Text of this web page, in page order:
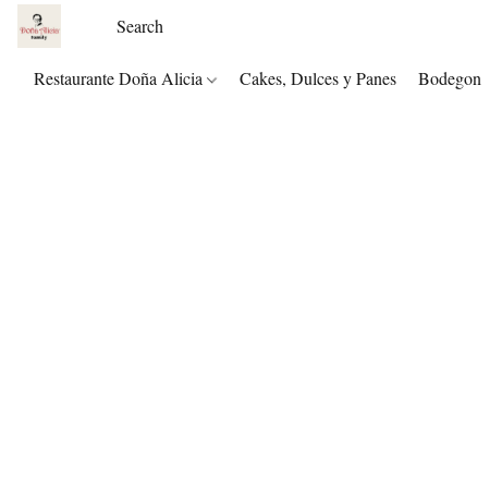
Restaurante Doña Alicia Cakes, Dulces y Panes Bodegon